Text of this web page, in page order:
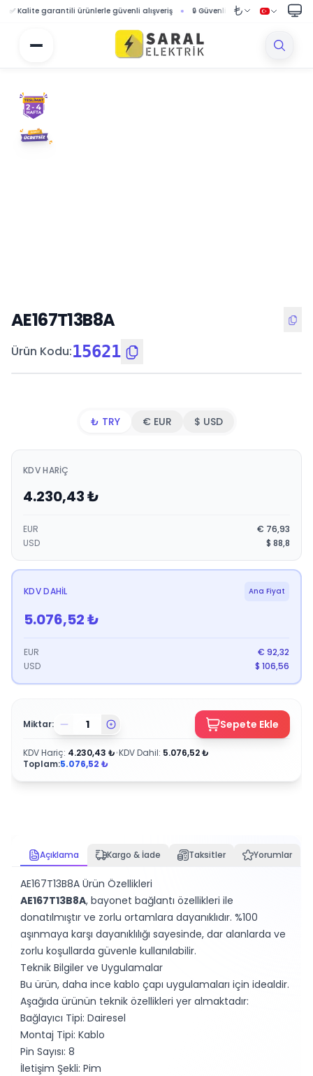
garantili ürünlerle güvenli alışveriş 🔒 Güvenli ödeme sistemi ile korumalı
AE167T13B8A
Ürün Kodu:15621
₺ TRY € EUR $ USD
KDV HARIÇ
4.230,43₺
EUR € 76,93
USD
$ 88,8
KDV DAHIL Ana Fiyat
5.076,52₺
EUR € 92,32
USD
$ 106,56
Miktar: Sepete Ekle
KDV Hariç: 4.230,43 ₺•KDV Dahil: 5.076,52₺
Toplam:5.076,52 ₺
Açıklama Kargo & İade Taksitler Yorumlar
AE167T13B8A Ürün Özellikleri
AE167T13B8A, bayonet bağlantı özellikleri ile
donatılmıştır ve zorlu ortamlara dayanıklıdır. %100
aşınmaya karşı dayanıklılığı sayesinde, dar alanlarda ve
zorlu koşullarda güvenle kullanılabilir.
Teknik Bilgiler ve Uygulamalar
Bu ürün, daha ince kablo çapı uygulamaları için idealdir.
Aşağıda ürünün teknik özellikleri yer almaktadır:
Bağlayıcı Tipi: Dairesel
Montaj Tipi: Kablo
Pin Sayısı: 8
İletişim Şekli: Pim